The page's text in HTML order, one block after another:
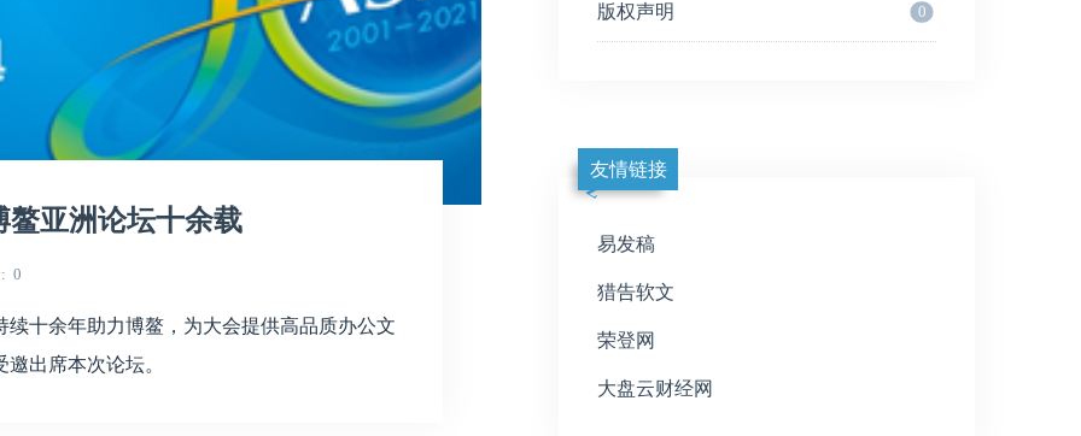
鳌亚洲论坛十余载
0
十余年助力博鳌，为大会提供高品质办公文
出席本次论坛。
版权声明 0
友情链接
易发稿
猎告软文
荣登网
大盘云财经网